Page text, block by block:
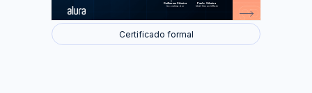
Guilherme Silveira
Coordenador
Paulo Silveira
Chief Vision Officer
Certificado formal